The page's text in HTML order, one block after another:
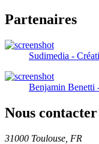
Partenaires
Sudimedia -
Benjamin Benetti
Nous contacter
31000 Toulouse, FR